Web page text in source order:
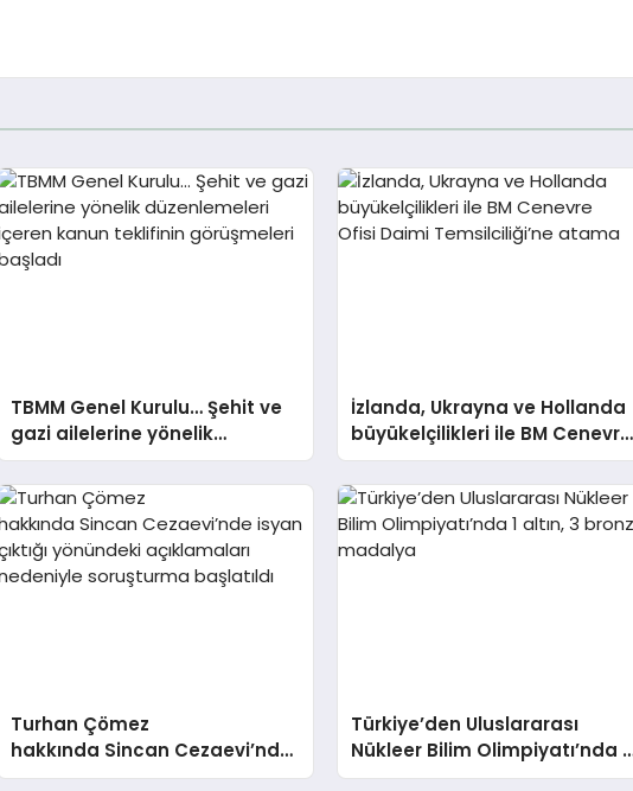
TBMM Genel Kurulu… Şehit ve
gazi ailelerine yönelik
düzenlemeleri içeren kanun
teklifinin görüşmeleri başladı
İzlanda, Ukrayna ve Hollanda
büyükelçilikleri ile BM Cenevre
Ofisi Daimi Temsilciliği’ne
atama
Turhan Çömez
hakkında Sincan Cezaevi’nde
isyan çıktığı yönündeki
Türkiye’den Uluslararası
Nükleer Bilim Olimpiyatı’nda 1
altın, 3 bronz madalya